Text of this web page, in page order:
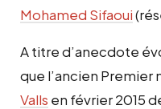
Mohamed Sifaoui
A titre d’anecdote
que l’ancien Premier
Valls en février 2015